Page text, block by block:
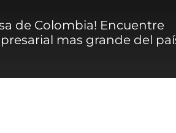
de Colombia! Encuentre
mas grande del